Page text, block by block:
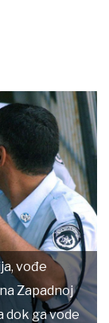
vođe
Zapadnoj
dok ga vode